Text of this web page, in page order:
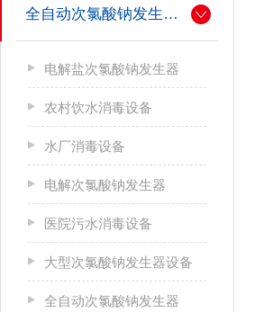
全自动次氯酸钠发生器厂家
电解盐次氯酸钠发生器
农村饮水消毒设备
水厂消毒设备
电解次氯酸钠发生器
医院污水消毒设备
大型次氯酸钠发生器设备
全自动次氯酸钠发生器